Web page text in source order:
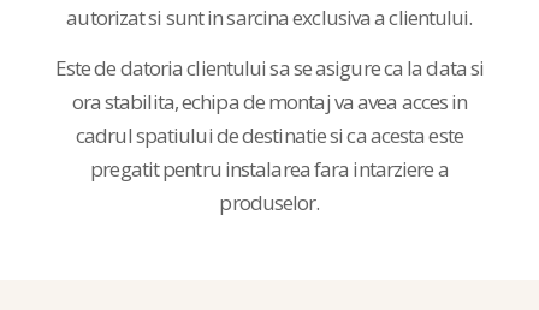
autorizat si sunt in sarcina exclusiva a clientului.
Este de datoria clientului sa se asigure ca la data si
ora stabilita, echipa de montaj va avea acces in
cadrul spatiului de destinatie si ca acesta este
pregatit pentru instalarea fara intarziere a
produselor.